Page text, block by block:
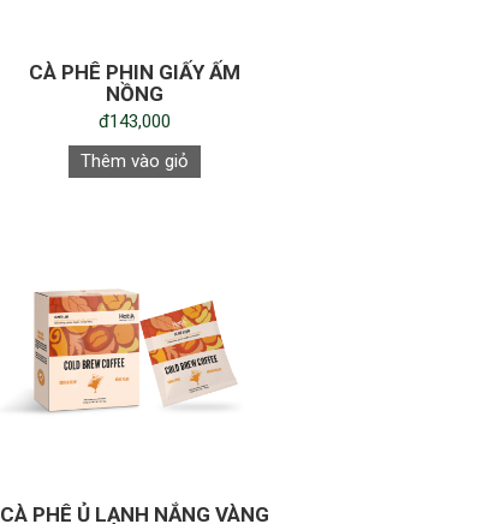
CÀ PHÊ PHIN GIẤY ẤM
NỒNG
đ143,000
Thêm vào giỏ
CÀ PHÊ Ủ LẠNH NẮNG VÀNG